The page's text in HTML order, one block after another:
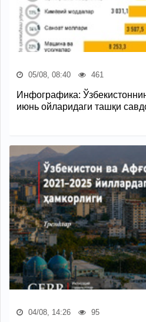
05/08, 08:40 461
Инфографика:
июнь ойларидаги ташқи
04/08, 14:26 95